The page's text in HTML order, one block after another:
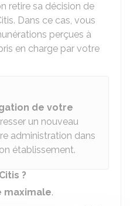
retire sa décision de
Dans ce cas, vous
perçues à
en charge par votre
de votre
un nouveau
administration dans
établissement.
?
maximale.